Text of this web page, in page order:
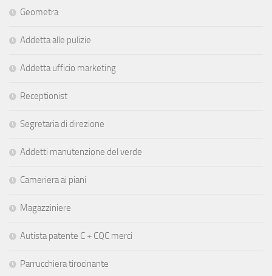
Geometra
Addetta alle pulizie
Addetta ufficio marketing
Receptionist
Segretaria di direzione
Addetti manutenzione del verde
Cameriera ai piani
Magazziniere
Autista patente C + CQC merci
Parrucchiera tirocinante